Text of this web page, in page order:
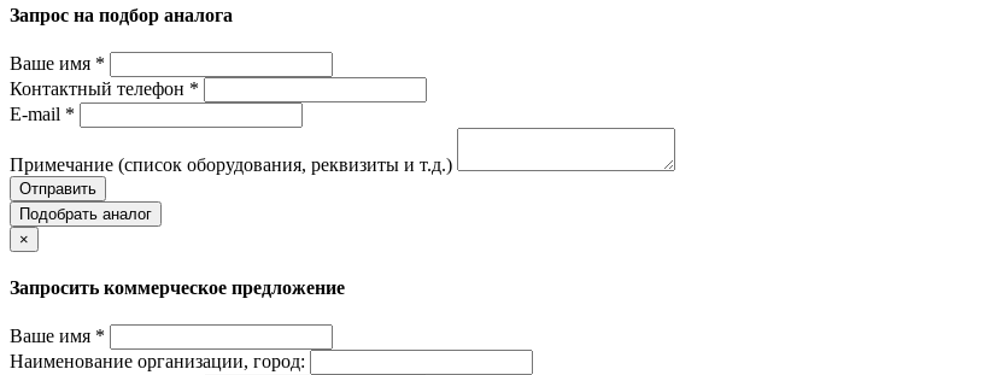
Запрос на подбор аналога
Ваше имя *
Контактный телефон *
E-mail *
Примечание (список оборудования, реквизиты и т.д.)
Отправить
Подобрать аналог
×
Запросить коммерческое предложение
Ваше имя *
Наименование организации, город: